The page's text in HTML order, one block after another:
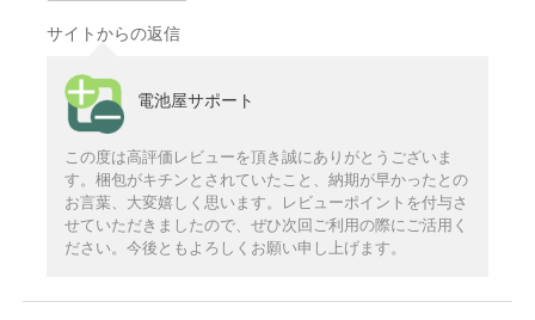
サイトからの返信
電池屋サポート
この度は高評価レビューを頂き誠にありがとうございま
す。梱包がキチンとされていたこと、納期が早かったとの
お言葉、大変嬉しく思います。レビューポイントを付与さ
せていただきましたので、ぜひ次回ご利用の際にご活用く
ださい。今後ともよろしくお願い申し上げます。